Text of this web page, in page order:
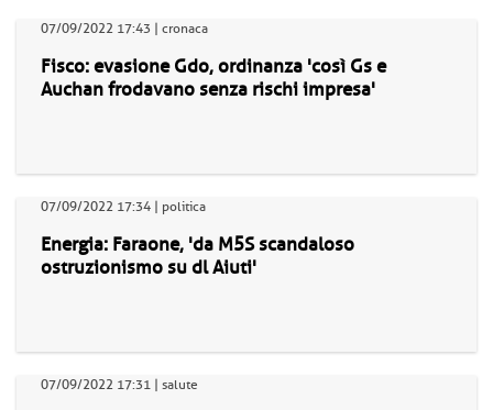
07/09/2022 17:43 | cronaca
Fisco: evasione Gdo, ordinanza 'così Gs e
Auchan frodavano senza rischi impresa'
07/09/2022 17:34 | politica
Energia: Faraone, 'da M5S scandaloso
ostruzionismo su dl Aiuti'
07/09/2022 17:31 | salute